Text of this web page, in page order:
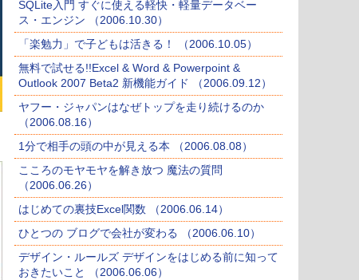
SQLite入門 すぐに使える軽快・軽量データベー
ス・エンジン （2006.10.30）
「楽勉力」で子どもは活きる！ （2006.10.05）
無料で試せる!!Excel & Word & Powerpoint &
Outlook 2007 Beta2 新機能ガイド （2006.09.12）
ヤフー・ジャパンはなぜトップを走り続けるのか
（2006.08.16）
1分で相手の頭の中が見える本 （2006.08.08）
こころのモヤモヤを解き放つ 魔法の質問
（2006.06.26）
はじめての裏技Excel関数 （2006.06.14）
ひとつの ブログで会社が変わる （2006.06.10）
デザイン・ルールズ デザインをはじめる前に知って
おきたいこと （2006.06.06）